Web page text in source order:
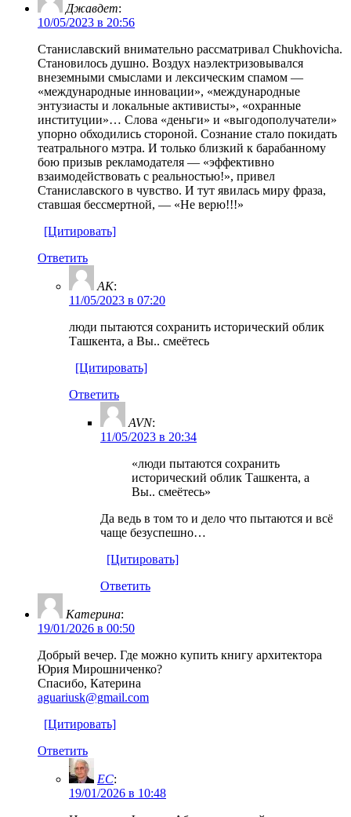
Джавдет:
10/05/2023 в 20:56
Станиславский внимательно рассматривал Chukhovichа.
Становилось душно. Воздух наэлектризовывался
внеземными смыслами и лексическим спамом —
«международные инновации», «международные
энтузиасты и локальные активисты», «охранные
институции»… Слова «деньги» и «выгодополучатели»
упорно обходились стороной. Сознание стало покидать
театрального мэтра. И только близкий к барабанному
бою призыв рекламодателя — «эффективно
взаимодействовать с реальностью!», привел
Станиславского в чувство. И тут явилась миру фраза,
ставшая бессмертной, — «Не верю!!!»
[Цитировать]
Ответить
AK:
11/05/2023 в 07:20
люди пытаются сохранить исторический облик
Ташкента, а Вы.. смеётесь
[Цитировать]
Ответить
AVN:
11/05/2023 в 20:34
«люди пытаются сохранить
исторический облик Ташкента, а
Вы.. смеётесь»
Да ведь в том то и дело что пытаются и всё
чаще безуспешно…
[Цитировать]
Ответить
Катерина:
19/01/2026 в 00:50
Добрый вечер. Где можно купить книгу архитектора
Юрия Мирошниченко?
Спасибо, Катерина
aguariusk@gmail.com
[Цитировать]
Ответить
EC:
19/01/2026 в 10:48